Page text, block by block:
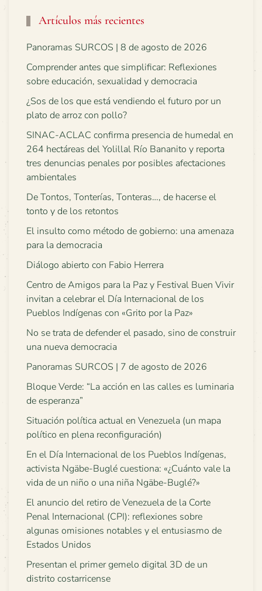
Artículos más recientes
Panoramas SURCOS | 8 de agosto de 2026
Comprender antes que simplificar: Reflexiones
sobre educación, sexualidad y democracia
¿Sos de los que está vendiendo el futuro por un
plato de arroz con pollo?
SINAC-ACLAC confirma presencia de humedal en
264 hectáreas del Yolillal Río Bananito y reporta
tres denuncias penales por posibles afectaciones
ambientales
De Tontos, Tonterías, Tonteras…, de hacerse el
tonto y de los retontos
El insulto como método de gobierno: una amenaza
para la democracia
Diálogo abierto con Fabio Herrera
Centro de Amigos para la Paz y Festival Buen Vivir
invitan a celebrar el Día Internacional de los
Pueblos Indígenas con «Grito por la Paz»
No se trata de defender el pasado, sino de construir
una nueva democracia
Panoramas SURCOS | 7 de agosto de 2026
Bloque Verde: “La acción en las calles es luminaria
de esperanza”
Situación política actual en Venezuela (un mapa
político en plena reconfiguración)
En el Día Internacional de los Pueblos Indígenas,
activista Ngäbe-Buglé cuestiona: «¿Cuánto vale la
vida de un niño o una niña Ngäbe-Buglé?»
El anuncio del retiro de Venezuela de la Corte
Penal Internacional (CPI): reflexiones sobre
algunas omisiones notables y el entusiasmo de
Estados Unidos
Presentan el primer gemelo digital 3D de un
distrito costarricense